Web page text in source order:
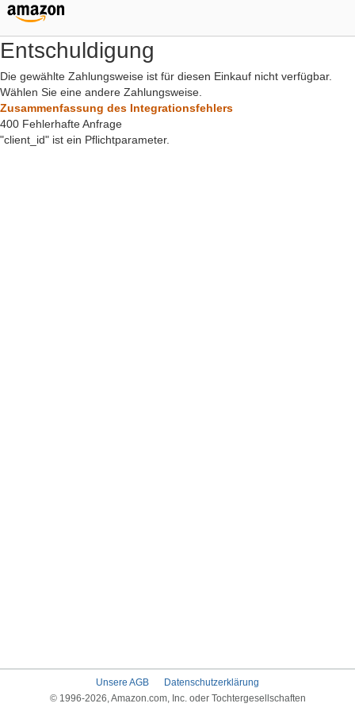
Entschuldigung
Die gewählte Zahlungsweise ist für diesen Einkauf nicht verfügbar.
Wählen Sie eine andere Zahlungsweise.
Zusammenfassung des Integrationsfehlers
400 Fehlerhafte Anfrage
"client_id" ist ein Pflichtparameter.
Unsere AGB
Datenschutzerklärung
© 1996-2026, Amazon.com, Inc. oder Tochtergesellschaften